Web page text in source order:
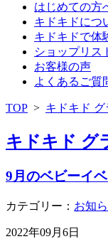
はじめての方
キドキドにつ
キドキドで体
ショップリス
お客様の声
よくあるご質
TOP > キドキド
キドキド グ
9月のベビーイ
カテゴリー： お知
2022年09月6日